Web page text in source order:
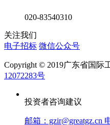
020-83540310
关注我们
电子招标 微信公众号
Copyright © 2019广东省国际
12072283号
投资者咨询建议
邮箱：gzir@greatgz.cn